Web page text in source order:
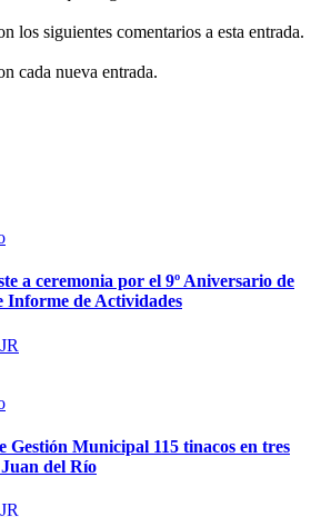
los siguientes comentarios a esta entrada.
cada nueva entrada.
a ceremonia por el 9º Aniversario de
Informe de Actividades
Gestión Municipal 115 tinacos en tres
del Río